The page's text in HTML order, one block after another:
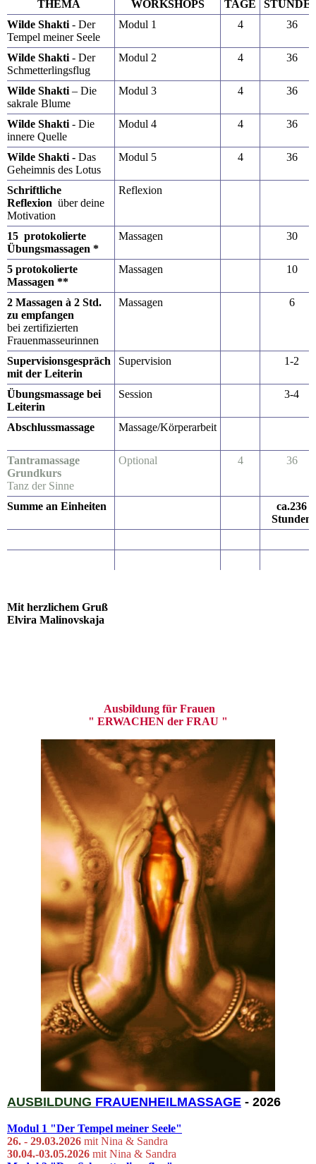
THEMA WORKSHOPS TAGE
Wilde Shakti - Der
Tempel meiner Seele
Modul 1 4 36
Wilde Shakti - Der
Schmetterlingsflug
Modul 2 4 36
Wilde Shakti – Die
sakrale Blume
Modul 3 4 36
Wilde Shakti - Die
innere Quelle
Modul 4 4 36
Wilde Shakti - Das
Geheimnis des Lotus
Modul 5 4 36
Schriftliche
Reflexion über deine
Motivation
Reflexion
15 protokolierte
Übungsmassagen *
Massagen 30
5 protokolierte
Massagen **
Massagen 10
2 Massagen à 2 Std.
zu empfangen
bei zertifizierten
Frauenmasseurinnen
Massagen 6
Supervisionsgespräch
mit der Leiterin
Supervision 1-2
Übungsmassage bei
Leiterin
Session 3-4
Abschlussmassage Massage/Körperarbeit
Tantramassage
Grundkurs
Tanz der Sinne
Optional 4 36
Summe an Einheiten
ca.236
Stunden
Mit herzlichem Gruß
Elvira Malinovskaja
Ausbildung für Frauen
" ERWACHEN der FRAU "
AUSBILDUNG FRAUENHEILMASSAGE - 2026
Modul 1 "Der Tempel meiner Seele"
26. - 29.03.2026 mit Nina & Sandra
30.04.-03.05.2026 mit Nina & Sandra